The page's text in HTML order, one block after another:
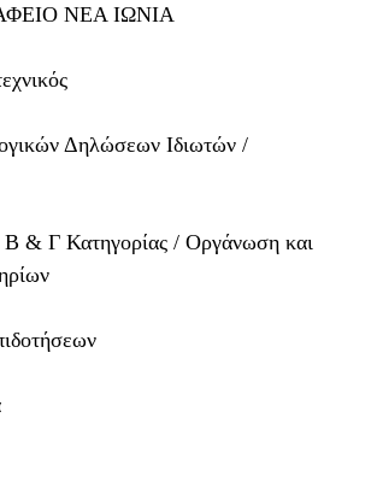
ΝΕΑ ΙΩΝΙΑ
Δηλώσεων Ιδιωτών /
& Γ Κατηγορίας / Οργάνωση και